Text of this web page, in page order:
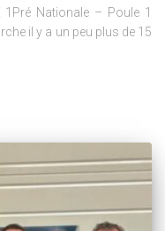
1Pré Nationale – Poule 1
il y a un peu plus de 15